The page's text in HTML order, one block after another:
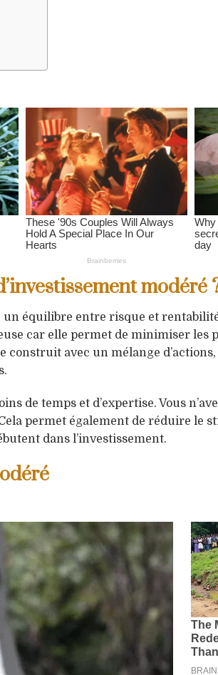
modéré
équilibre entre risque et
car elle permet de minimiser les
avec un mélange d’actions,
de temps et d’expertise. Vous
permet également de réduire le
dans l’investissement.